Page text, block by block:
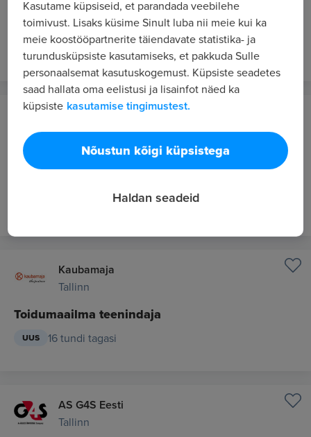
Accounting
5750 - 7083 €/kuus bruto
16 tundi tagasi
Wise
Tallinn
WFM Operations Partner Senior Lead
16 tundi tagasi
Kaubamaja
Tallinn
Toidumaailma teenindaja
UUS 16 tundi tagasi
AS G4S Eesti
Tallinn
Kasutame küpsiseid, et parandada veebilehe
toimivust. Lisaks küsime Sinult luba nii meie kui ka
meie koostööpartnerite täiendavate statistika- ja
turundusküpsiste kasutamiseks, et pakkuda Sulle
personaalsemat kasutuskogemust. Küpsiste seadetes
saad hallata oma eelistusi ja lisainfot näed ka
küpsiste kasutamise tingimustest.
Nõustun kõigi küpsistega
Haldan seadeid